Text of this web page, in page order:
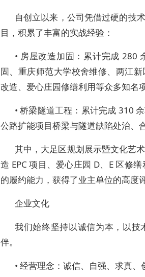
自创立以来，公司凭借过硬的技
目，积累了丰富的实战经验：
• 房屋改造加固：累计完成 280
固、重庆师范大学校舍维修、两江
改造、爱心庄园修缮利用等众多知名项
• 桥梁隧道工程：累计完成 310
公路扩能项目桥梁与隧道缺陷处治、
其中，大足区规划展示暨文化艺
造 EPC 项目、爱心庄园 D、E 区修
的履约能力，获得了业主单位的高度
企业文化
我们始终坚持以诚信为本，以
伴。
• 经营理念：诚信、自强、求真、